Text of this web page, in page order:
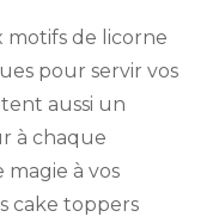
motifs de licorne
pour servir vos
aussi un
à chaque
à vos
cake toppers